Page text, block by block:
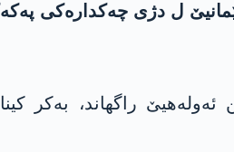
ل دژی چەکدارەکی
ئەولەھیێ راگھاند، بەکر